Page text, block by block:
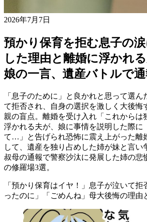
2026年7月7日
預かり保育を拒む息子の
した理由と離婚に浮かれ
娘の一言、遺産バトルで
「息子のために」と良かれと思って選
て拒否され、自身の選択を激しく大後悔
親の盲点。離婚を受け入れ「これからは
浮かれる夫が、娘に事情を説明した際に
て…」と告げられ恐怖に震え上がった離
して、遺産を独り占めした姉が妹と言い
叔母の通報で警察沙汰に発展した姉の悲
の修羅場3選。
「預かり保育はイヤ！」息子が泣いて
ったのに」「ごめんね」母大後悔の理由